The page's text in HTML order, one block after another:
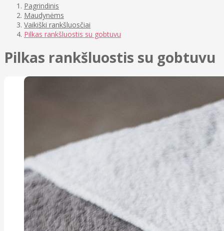
Pagrindinis
Maudynėms
Vaikiški rankšluosčiai
Pilkas rankšluostis su gobtuvu
Pilkas rankšluostis su gobtuvu